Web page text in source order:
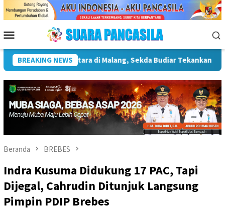
Menu
Mobile
BREAKING NEWS
Kebudayaan Wakil Wali Kota Lepas Lomba
Beranda BREBES
Indra Kusuma Didukung 17 PAC, Tapi
Dijegal, Cahrudin Ditunjuk Langsung
Pimpin PDIP Brebes